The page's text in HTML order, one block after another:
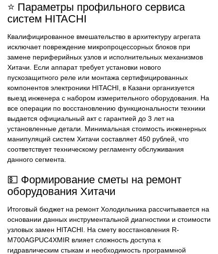
⭐ Параметры профильного сервиса
систем HITACHI
Квалифицированное вмешательство в архитектуру агрегата
исключает повреждение микропроцессорных блоков при
замене периферийных узлов и исполнительных механизмов
Хитачи. Если аппарат требует установки нового
пускозащитного реле или монтажа сертифицированных
компонентов электроники HITACHI, в Казани организуется
выезд инженера с набором измерительного оборудования. На
все операции по восстановлению функциональности техники
выдается официальный акт с гарантией до 3 лет на
установленные детали. Минимальная стоимость инженерных
манипуляций систем Хитачи составляет 450 рублей, что
соответствует техническому регламенту обслуживания
данного сегмента.
💵 Формирование сметы на ремонт
оборудования Хитачи
Итоговый бюджет на ремонт Холодильника рассчитывается на
основании данных инструментальной диагностики и стоимости
узловых замен HITACHI. На смету восстановления R-
M700AGPUC4XMIR влияет сложность доступа к
гидравлическим стыкам и необходимость программной